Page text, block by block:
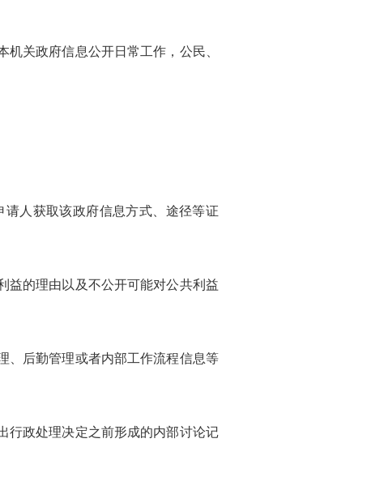
关政府信息公开日常工作，公民、
人获取该政府信息方式、途径等证
的理由以及不公开可能对公共利益
后勤管理或者内部工作流程信息等
政处理决定之前形成的内部讨论记